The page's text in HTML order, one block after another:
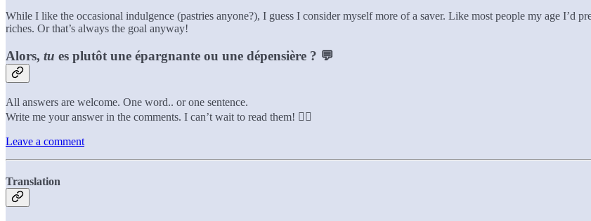
While I like the occasional indulgence (pastries anyone?), I guess I consider myself more of a saver. Like most people my age I’d
riches. Or that’s always the goal anyway!
Alors, tu es plutôt une épargnante ou une dépensière ? 💬
All answers are welcome. One word.. or one sentence.
Write me your answer in the comments. I can’t wait to read them! 👇🏼
Leave a comment
Translation